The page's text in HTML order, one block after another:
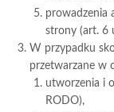
prowadzenia
strony (art. 6
W przypadku
przetwarzane w
utworzenia i
RODO),